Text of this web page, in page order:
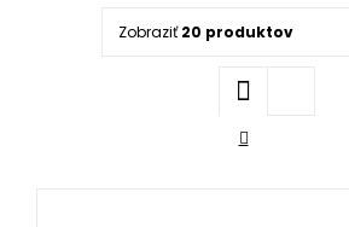
Zobraziť20 produktov